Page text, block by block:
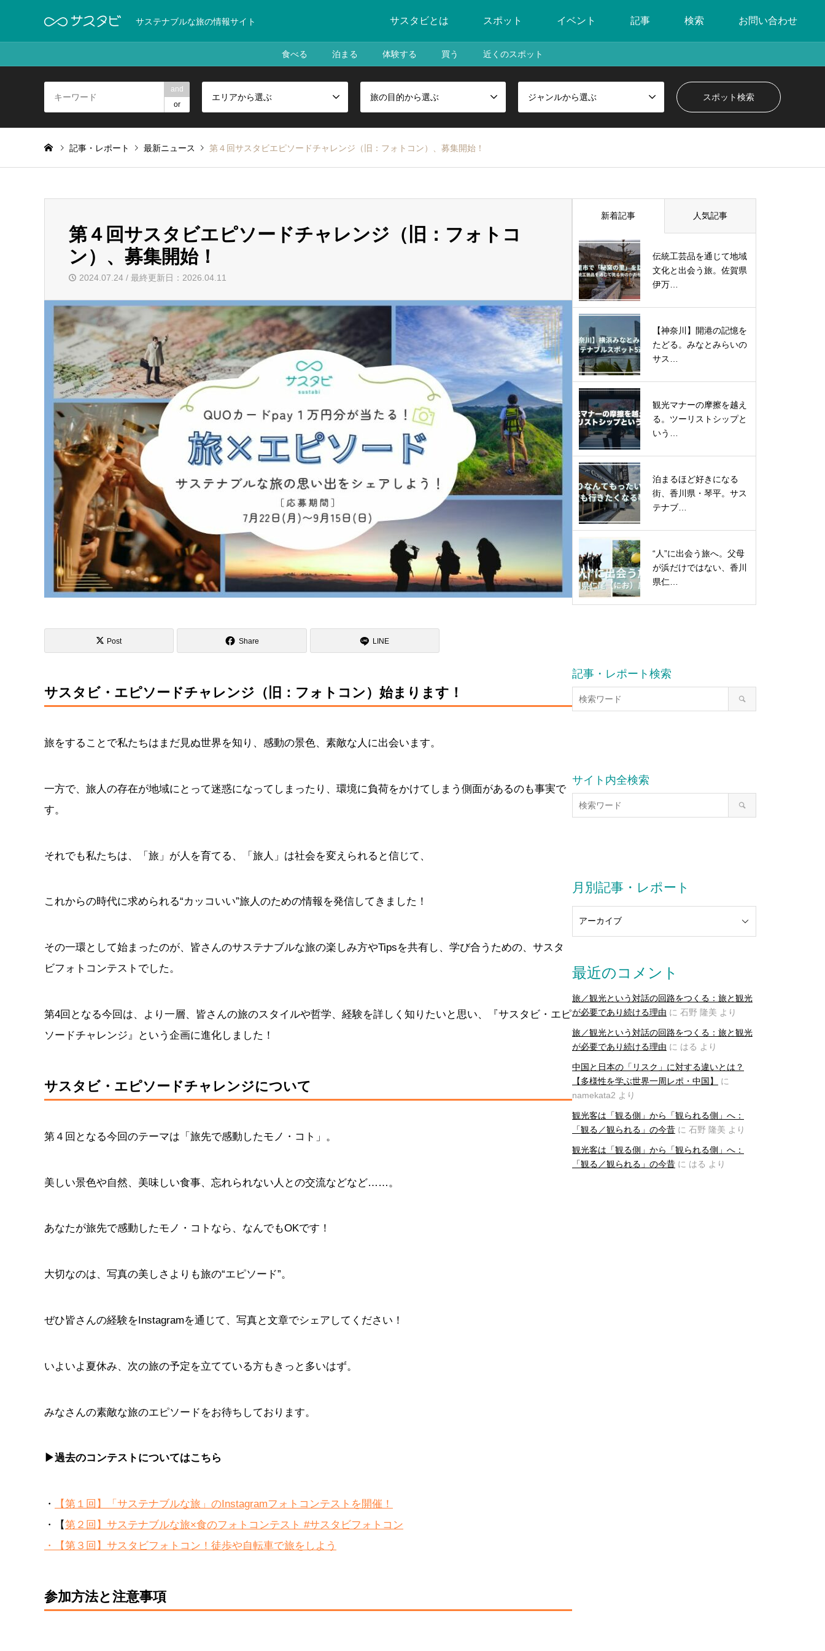
サステナブルな旅の情報サイト サスタビとは スポット イベント 記事 検索 お問い合わせ
食べる 泊まる 体験する 買う 近くのスポット
and
or
エリアから選ぶ 旅の目的から選ぶ ジャンルから選ぶ
記事・レポート 最新ニュース 第４回サスタビエピソードチャレンジ（旧：フォトコン）、募集開始！
第４回サスタビエピソードチャレンジ（旧：フォトコ
ン）、募集開始！
2024.07.24 / 最終更新日：2026.04.11
Post Share LINE
サスタビ・エピソードチャレンジ（旧：フォトコン）始まります！
旅をすることで私たちはまだ見ぬ世界を知り、感動の景色、素敵な人に出会います。
一方で、旅人の存在が地域にとって迷惑になってしまったり、環境に負荷をかけてしまう側面があるのも事実で
す。
それでも私たちは、「旅」が人を育てる、「旅人」は社会を変えられると信じて、
これからの時代に求められる“カッコいい”旅人のための情報を発信してきました！
その一環として始まったのが、皆さんのサステナブルな旅の楽しみ方やTipsを共有し、学び合うための、サスタ
ビフォトコンテストでした。
第4回となる今回は、より一層、皆さんの旅のスタイルや哲学、経験を詳しく知りたいと思い、『サスタビ・エピ
ソードチャレンジ』という企画に進化しました！
サスタビ・エピソードチャレンジについて
第４回となる今回のテーマは「旅先で感動したモノ・コト」。
美しい景色や自然、美味しい食事、忘れられない人との交流などなど……。
あなたが旅先で感動したモノ・コトなら、なんでもOKです！
大切なのは、写真の美しさよりも旅の“エピソード”。
ぜひ皆さんの経験をInstagramを通じて、写真と文章でシェアしてください！
いよいよ夏休み、次の旅の予定を立てている方もきっと多いはず。
みなさんの素敵な旅のエピソードをお待ちしております。
▶過去のコンテストについてはこちら
・
【第１回】「サステナブルな旅」のInstagramフォトコンテストを開催！
・【第２回】サステナブルな旅×食のフォトコンテスト #サスタビフォトコン
・【第３回】サスタビフォトコン！徒歩や自転車で旅をしよう
参加方法と注意事項
新着記事 人気記事
伝統工芸品を通じて地域
文化と出会う旅。佐賀県
伊万…
【神奈川】開港の記憶を
たどる。みなとみらいの
サス…
観光マナーの摩擦を越え
る。ツーリストシップと
いう…
泊まるほど好きになる
街、香川県・琴平。サス
テナブ…
“人”に出会う旅へ。父母
が浜だけではない、香川
県仁…
記事・レポート検索
サイト内全検索
月別記事・レポート
最近のコメント
旅／観光という対話の回路をつくる：旅と観光
が必要であり続ける理由 に 石野 隆美 より
旅／観光という対話の回路をつくる：旅と観光
が必要であり続ける理由 に はる より
中国と日本の「リスク」に対する違いとは？
【多様性を学ぶ世界一周レポ・中国】
に
namekata2 より
観光客は「観る側」から「観られる側」へ：
「観る／観られる」の今昔 に 石野 隆美 より
観光客は「観る側」から「観られる側」へ：
「観る／観られる」の今昔 に はる より